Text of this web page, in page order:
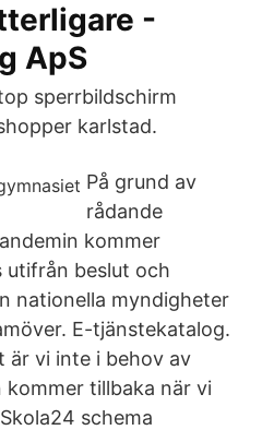
-
ApS
sperrbildschirm
karlstad.
På grund av
rådande
kommer
utifrån beslut och
nationella myndigheter
E-tjänstekatalog.
är vi inte i behov av
tillbaka när vi
schema